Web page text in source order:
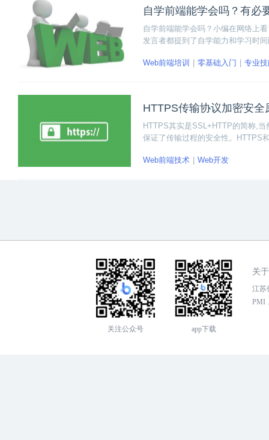
自学前端能学会吗？有必
自学前端能学会吗？小编在网络上
发言者都提到了自学能力和学习时
Web前端培训
零基础入门 专业
HTTPS传输协议加密安全
HTTPS其实是SSL+HTTP的简称,
保证了传输过程的安全性。HTTPS
Web前端技术
Web开发
关注公众号 app下载
关
江苏
PMI